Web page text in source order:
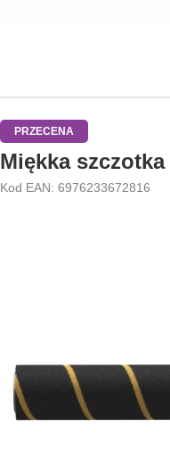
PRZECENA
Miękka
Kod EAN: 6976233672816